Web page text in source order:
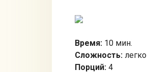
Время: 10 мин.
Сложность: легко
Порций: 4